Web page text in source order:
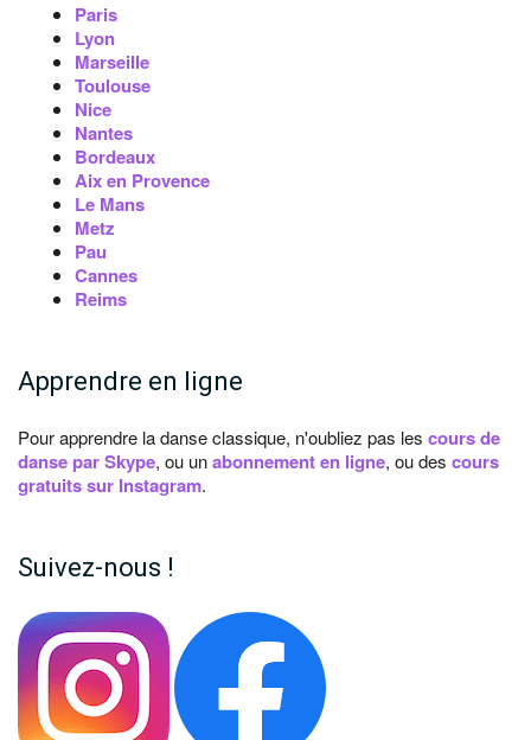
Paris
Lyon
Marseille
Toulouse
Nice
Nantes
Bordeaux
Aix en Provence
Le Mans
Metz
Pau
Cannes
Reims
Apprendre en ligne
Pour apprendre la danse classique, n'oubliez pas les cours de
danse par Skype, ou unabonnement en ligne, ou des cours
gratuits sur Instagram.
Suivez-nous !